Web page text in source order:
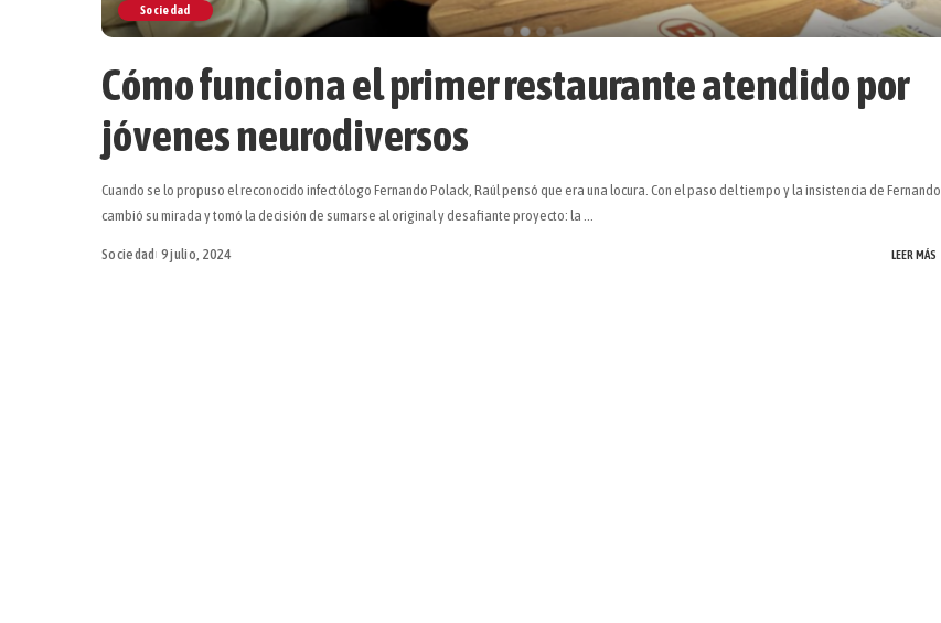
Sociedad
Cómo funciona el primer restaurante atendido por
jóvenes neurodiversos
Cuando se lo propuso el reconocido infectólogo Fernando Polack, Raúl pensó que era una locura. Con el paso del tiempo y la insistencia de Fernando
cambió su mirada y tomó la decisión de sumarse al original y desafiante proyecto: la ...
Sociedad 9 julio, 2024 LEER MÁS